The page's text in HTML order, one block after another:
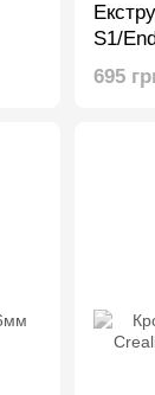
S1/
695